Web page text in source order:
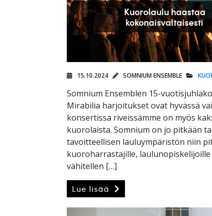
Kuorolaulu haastaa
kokonaisvaltaisesti
15.10.2024 SOMNIUM ENSEMBLE
Somnium Ensemblen 15-
Mirabilia harjoitukset ovat hyvässä
konsertissa riveissämme on myös
kuorolaista. Somnium on jo pitkään
tavoitteellisen lauluympäristön niin
kuoroharrastajille,
vähitellen […]
Lue lisää